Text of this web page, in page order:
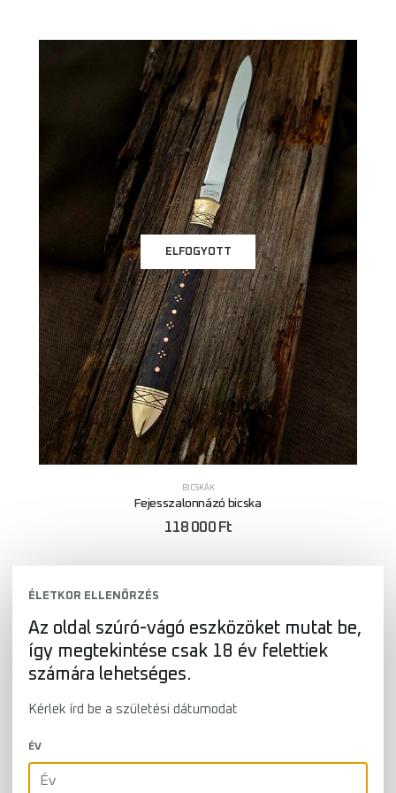
ELFOGYOTT
BICSKÁK
Fejesszalonnázó bicska
118 000 Ft
ÉLETKOR ELLENŐRZÉS
Az oldal szúró-vágó eszközöket mutat be,
így megtekintése csak 18 év felettiek
számára lehetséges.
Kérlek írd be a születési dátumodat
ÉV